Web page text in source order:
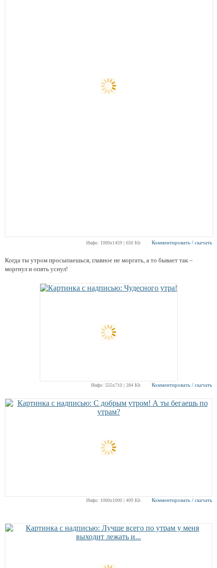
Инфо: 1000х1459 | 650 Kb Комментировать / скачать
Когда ты утром просыпаешься, главное не моргать, а то бывает так –
моргнул и опять уснул!
Инфо: 555х710 | 284 Kb Комментировать / скачать
Инфо: 1000х1000 | 409 Kb Комментировать / скачать